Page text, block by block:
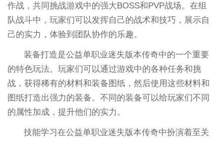
作战，共同挑战游戏中的强大BOSS和PVP战场。在组
队战斗中，玩家们可以发挥自己的战术和技巧，展示自
己的实力，体验到团队协作的乐趣。
装备打造是公益单职业迷失版本传奇中的一个重要
的特色玩法。玩家们可以通过游戏中的各种任务和挑
战，获得稀有的材料和装备图纸，然后使用这些材料和
图纸打造出强力的装备。不同的装备可以给玩家们不同
的属性加成，提升他们的实力。
技能学习在公益单职业迷失版本传奇中扮演着至关